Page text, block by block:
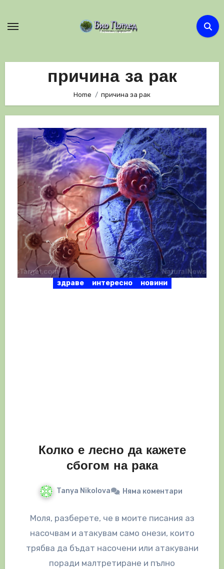
причина за рак
Home причина за рак
здраве интересно новини
Колко е лесно да кажете
сбогом на рака
Tanya Nikolova Няма коментари
Моля, разберете, че в моите писания аз
насочвам и атакувам само онези, които
трябва да бъдат насочени или атакувани
поради малтретиране и пълно